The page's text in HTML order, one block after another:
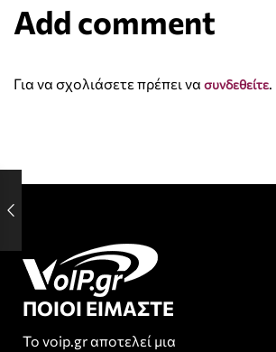
Add comment
Για να σχολιάσετε πρέπει να συνδεθείτε
ΠΟΙΟΙ ΕΙΜΑΣΤΕ
Το voip.gr αποτελεί μια